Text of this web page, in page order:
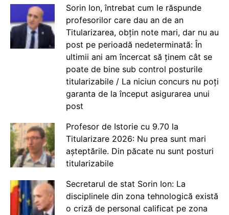
Sorin Ion, întrebat cum le răspunde
profesorilor care dau an de an
Titularizarea, obțin note mari, dar nu au
post pe perioadă nedeterminată: În
ultimii ani am încercat să ținem cât se
poate de bine sub control posturile
titularizabile / La niciun concurs nu poți
garanta de la început asigurarea unui
post
Profesor de Istorie cu 9.70 la
Titularizare 2026: Nu prea sunt mari
așteptările. Din păcate nu sunt posturi
titularizabile
Secretarul de stat Sorin Ion: La
disciplinele din zona tehnologică există
o criză de personal calificat pe zona